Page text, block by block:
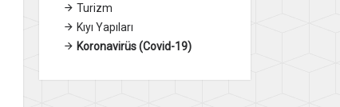
Turizm
Kıyı Yapıları
Koronavirüs (Covid-19)